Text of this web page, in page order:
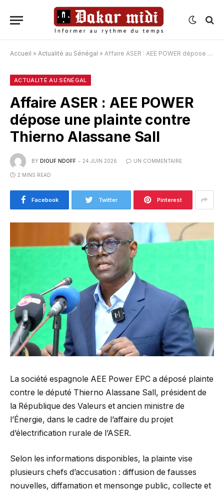
Accueil » Actualité au Sénégal » Affaire ASER : AEE POWER dépose une plainte contre Thierno Alassane Sall
ACTUALITÉ AU SÉNÉGAL
Affaire ASER : AEE POWER
dépose une plainte contre
Thierno Alassane Sall
BY DIOUF NDOFF 24 JUIN 2026 UN COMMENTAIRE
2 MINS READ
Facebook Twitter Pinterest
La société espagnole AEE Power EPC a déposé plainte
contre le député Thierno Alassane Sall, président de
la République des Valeurs et ancien ministre de
l’Énergie, dans le cadre de l’affaire du projet
d’électrification rurale de l’ASER.
Selon les informations disponibles, la plainte vise
plusieurs chefs d’accusation : diffusion de fausses
nouvelles, diffamation et mensonge public, collecte et